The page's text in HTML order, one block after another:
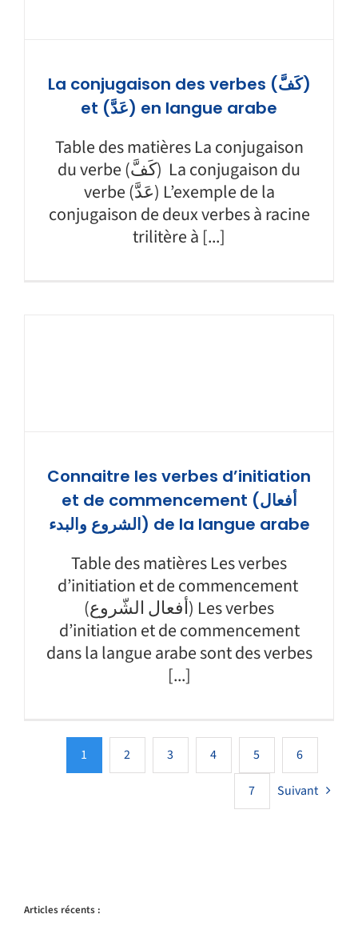
La conjugaison des verbes (كَفَّ)
et (عَدَّ) en langue arabe
Table des matières La conjugaison
du verbe (كَفَّ) La conjugaison du
verbe (عَدَّ) L’exemple de la
conjugaison de deux verbes à racine
trilitère à [...]
Connaitre les verbes d’initiation
et de commencement (أفعال
الشروع والبدء) de la langue arabe
Table des matières Les verbes
d’initiation et de commencement
(أفعال الشّروع) Les verbes
d’initiation et de commencement
dans la langue arabe sont des verbes
[...]
1 2 3 4 5 6
7 Suivant
Articles récents :